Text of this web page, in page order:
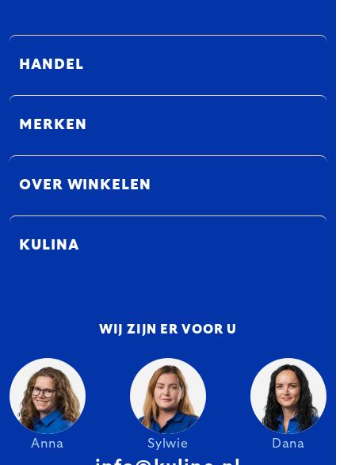
HANDEL
MERKEN
OVER WINKELEN
KULINA
WIJ ZIJN ER VOOR U
Anna Sylwie Dana